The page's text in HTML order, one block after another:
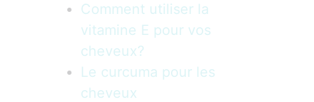
Comment utiliser la
vitamine E pour vos
cheveux?
Le curcuma pour les
cheveux